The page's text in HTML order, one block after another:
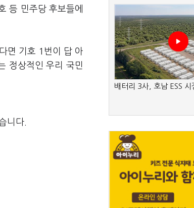
등 민주당 후보들에
면 기호 1번이 답 아
정상적인 우리 국민
니다.
배터리 3사, 호남 ESS 시